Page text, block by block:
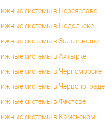
системы в Переяславе
системы в Подольске
системы в Золотоноше
системы в Ахтырке
системы в Черноморске
системы в Червонограде
системы в Фастове
системы в Каменском